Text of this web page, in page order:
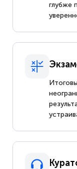
глубже